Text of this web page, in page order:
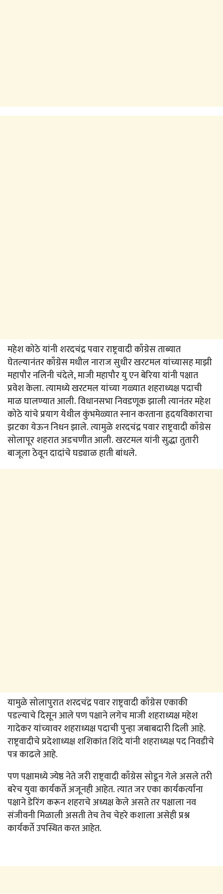
महेश कोठे यांनी शरदचंद्र पवार राष्ट्रवादी काँग्रेस ताब्यात
घेतल्यानंतर काँग्रेस मधील नाराज सुधीर खरटमल यांच्यासह माझी
महापौर नलिनी चंदेले, माजी महापौर यु एन बेरिया यांनी पक्षात
प्रवेश केला. त्यामध्ये खरटमल यांच्या गळ्यात शहराध्यक्ष पदाची
माळ घालण्यात आली. विधानसभा निवडणूक झाली त्यानंतर महेश
कोठे यांचे प्रयाग येथील कुंभमेळ्यात स्नान करताना हृदयविकाराचा
झटका येऊन निधन झाले. त्यामुळे शरदचंद्र पवार राष्ट्रवादी काँग्रेस
सोलापूर शहरात अडचणीत आली. खरटमल यांनी सुद्धा तुतारी
बाजूला ठेवून दादांचे घड्याळ हाती बांधले.
यामुळे सोलापुरात शरदचंद्र पवार राष्ट्रवादी काँग्रेस एकाकी
पडल्याचे दिसून आले पण पक्षाने लगेच माजी शहराध्यक्ष महेश
गादेकर यांच्यावर शहराध्यक्ष पदाची पुन्हा जबाबदारी दिली आहे.
राष्ट्रवादीचे प्रदेशाध्यक्ष शशिकांत शिंदे यांनी शहराध्यक्ष पद निवडीचे
पत्र काढले आहे.
पण पक्षामध्ये ज्येष्ठ नेते जरी राष्ट्रवादी काँग्रेस सोडून गेले असले तरी
बरेच युवा कार्यकर्ते अजूनही आहेत. त्यात जर एका कार्यकर्त्यांना
पक्षाने डेरिंग करून शहराचे अध्यक्ष केले असते तर पक्षाला नव
संजीवनी मिळाली असती तेच तेच चेहरे कशाला असेही प्रश्न
कार्यकर्ते उपस्थित करत आहेत.